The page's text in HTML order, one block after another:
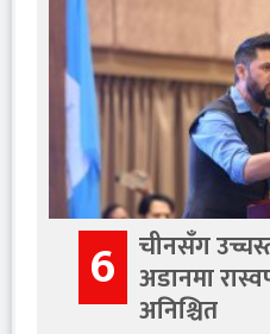
6 चीनसँग
अडानमा
अनिश्चित